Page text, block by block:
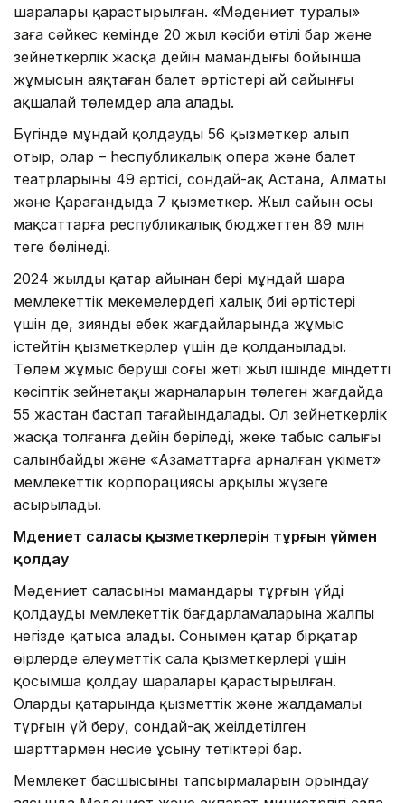
шаралары қарастырылған. «Мәдениет туралы»
заңға сәйкес кемінде 20 жыл кәсіби өтілі бар және
зейнеткерлік жасқа дейін мамандығы бойынша
жұмысын аяқтаған балет әртістері ай сайынғы
ақшалай төлемдер ала алады.
Бүгінде мұндай қолдауды 56 қызметкер алып
отыр, олар – hеспубликалық опера және балет
театрларының 49 әртісі, сондай-ақ Астана, Алматы
және Қарағандыда 7 қызметкер. Жыл сайын осы
мақсаттарға республикалық бюджеттен 89 млн
теңге бөлінеді.
2024 жылдың қаңтар айынан бері мұндай шара
мемлекеттік мекемелердегі халық биі әртістері
үшін де, зиянды еңбек жағдайларында жұмыс
істейтін қызметкерлер үшін де қолданылады.
Төлем жұмыс беруші соңғы жеті жыл ішінде міндетті
кәсіптік зейнетақы жарналарын төлеген жағдайда
55 жастан бастап тағайындалады. Ол зейнеткерлік
жасқа толғанға дейін беріледі, жеке табыс салығы
салынбайды және «Азаматтарға арналған үкімет»
мемлекеттік корпорациясы арқылы жүзеге
асырылады.
Мәдениет саласы қызметкерлерін тұрғын үймен
қолдау
Мәдениет саласының мамандары тұрғын үйді
қолдаудың мемлекеттік бағдарламаларына жалпы
негізде қатыса алады. Сонымен қатар бірқатар
өңірлерде әлеуметтік сала қызметкерлері үшін
қосымша қолдау шаралары қарастырылған.
Олардың қатарында қызметтік және жалдамалы
тұрғын үй беру, сондай-ақ жеңілдетілген
шарттармен несие ұсыну тетіктері бар.
Мемлекет басшысының тапсырмаларын орындау